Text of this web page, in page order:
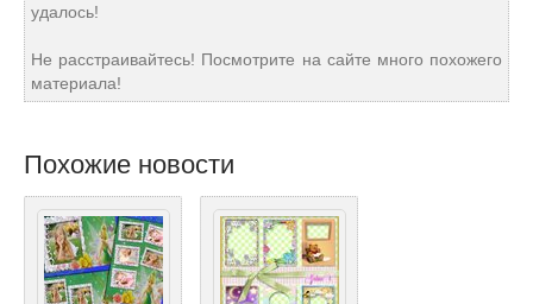
удалось!
Не расстраивайтесь! Посмотрите на сайте много похожего
материала!
Похожие новости